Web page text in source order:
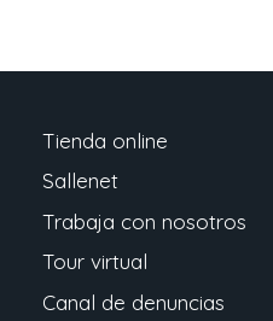
Tienda online
Sallenet
Trabaja con nosotros
Tour virtual
Canal de denuncias